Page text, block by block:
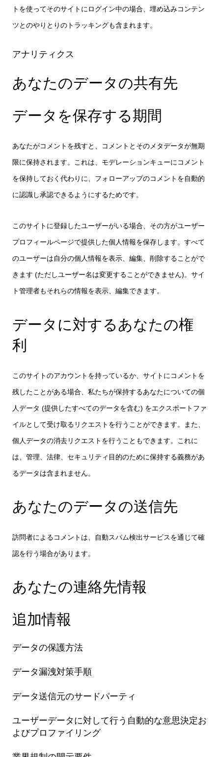
トを使ってそのサイトにログイン中の場合、埋め込みコンテン
ツとのやりとりのトラッキングも含まれます。
アナリティクス
あなたのデータの共有先
データを保存する期間
あなたがコメントを残すと、コメントとそのメタデータが無期
限に保持されます。これは、モデレーションキューにコメント
を保持しておく代わりに、フォローアップのコメントを自動的
に認識し承認できるようにするためです。
このサイトに登録したユーザーがいる場合、その方がユーザー
プロフィールページで提供した個人情報を保存します。すべて
のユーザーは自分の個人情報を表示、編集、削除することがで
きます (ただしユーザー名は変更することができません)。サイ
ト管理者もそれらの情報を表示、編集できます。
データに対するあなたの権
利
このサイトのアカウントを持っているか、サイトにコメントを
残したことがある場合、私たちが保持するあなたについての個
人データ (提供したすべてのデータを含む) をエクスポートファ
イルとして受け取るリクエストを行うことができます。また、
個人データの消去リクエストを行うこともできます。これに
は、管理、法律、セキュリティ目的のために保持する義務があ
るデータは含まれません。
あなたのデータの送信先
訪問者によるコメントは、自動スパム検出サービスを通じて確
認を行う場合があります。
あなたの連絡先情報
追加情報
データの保護方法
データ漏洩対策手順
データ送信元のサードパーティ
ユーザーデータに対して行う自動的な意思決定お
よびプロファイリング